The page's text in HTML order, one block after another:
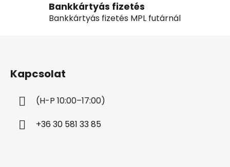
Bankkártyás fizetés
Bankkártyás fizetés MPL futárnál
Kapcsolat
(H-P 10:00–17:00)
+36 30 581 33 85